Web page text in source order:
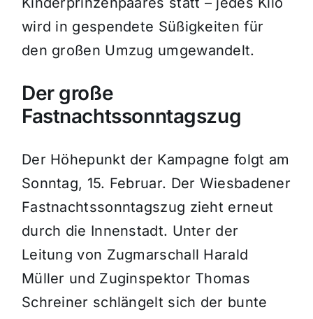
wird in gespendete Süßigkeiten für
den großen Umzug umgewandelt.
Der große
Fastnachtssonntagszug
Der Höhepunkt der Kampagne folgt am
Sonntag, 15. Februar. Der Wiesbadener
Fastnachtssonntagszug zieht erneut
durch die Innenstadt. Unter der
Leitung von Zugmarschall Harald
Müller und Zuginspektor Thomas
Schreiner schlängelt sich der bunte